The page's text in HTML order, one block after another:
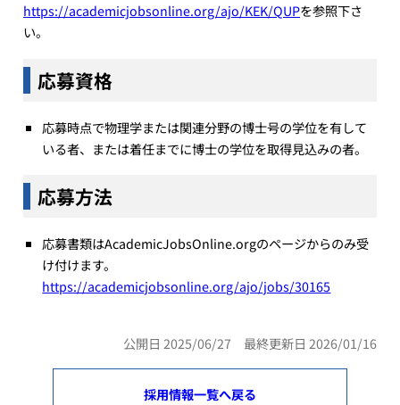
https://academicjobsonline.org/ajo/KEK/QUPを参照下さ
い。
応募資格
応募時点で物理学または関連分野の博士号の学位を有して
いる者、または着任までに博士の学位を取得見込みの者。
応募方法
応募書類はAcademicJobsOnline.orgのページからのみ受
け付けます。
https://academicjobsonline.org/ajo/jobs/30165
公開日 2025/06/27 最終更新日 2026/01/16
採用情報一覧へ戻る